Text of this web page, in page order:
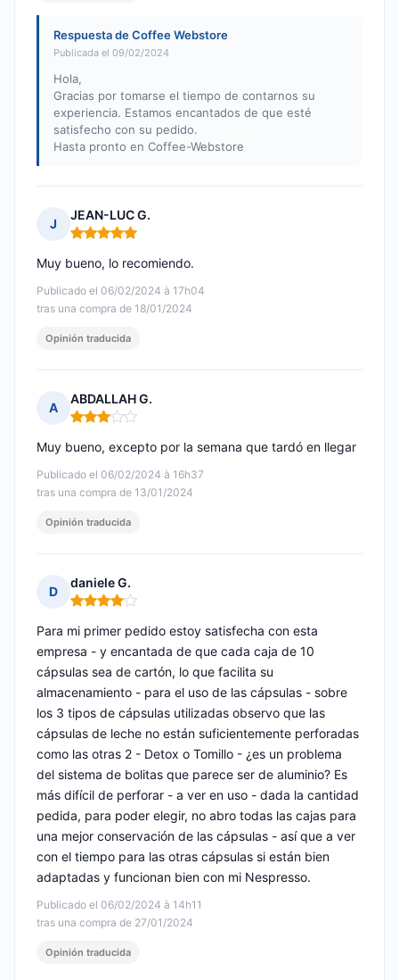
Respuesta de Coffee Webstore
Publicada el 09/02/2024
Hola,
Gracias por tomarse el tiempo de contarnos su
experiencia. Estamos encantados de que esté
satisfecho con su pedido.
Hasta pronto en Coffee-Webstore
J
JEAN-LUC G.
Nota: 5 de 5
Publicado el 06/02/2024 à 17h04
tras una compra de 18/01/2024
Muy bueno, lo recomiendo.
Opinión traducida
A
ABDALLAH G.
Nota: 3 de 5
Publicado el 06/02/2024 à 16h37
tras una compra de 13/01/2024
Muy bueno, excepto por la semana que tardó en llegar
Opinión traducida
D
daniele G.
Nota: 4 de 5
Publicado el 06/02/2024 à 14h11
tras una compra de 27/01/2024
Para mi primer pedido estoy satisfecha con esta
empresa - y encantada de que cada caja de 10
cápsulas sea de cartón, lo que facilita su
almacenamiento - para el uso de las cápsulas - sobre
los 3 tipos de cápsulas utilizadas observo que las
cápsulas de leche no están suficientemente perforadas
como las otras 2 - Detox o Tomillo - ¿es un problema
del sistema de bolitas que parece ser de aluminio? Es
más difícil de perforar - a ver en uso - dada la cantidad
pedida, para poder elegir, no abro todas las cajas para
una mejor conservación de las cápsulas - así que a ver
con el tiempo para las otras cápsulas si están bien
adaptadas y funcionan bien con mi Nespresso.
Opinión traducida